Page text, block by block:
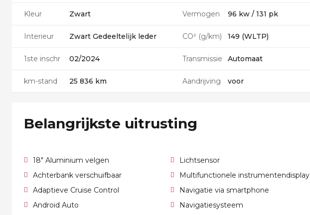
Kleur Zwart
Interieur Zwart Gedeeltelijk leder
1ste inschr 02/2024
km-stand 25 836 km
Vermogen 96 kw / 131 pk
CO² (g/km) 149 (WLTP)
Transmissie Automaat
Aandrijving voor
Belangrijkste uitrusting
18" Aluminium velgen
Achterbank verschuifbaar
Adaptieve Cruise Control
Android Auto
Lichtsensor
Multifunctionele instrumentendisplay
Navigatie via smartphone
Navigatiesysteem